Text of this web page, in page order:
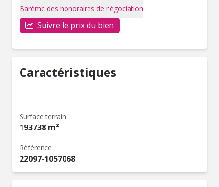
Barème des honoraires de négociation
Suivre le prix du bien
Caractéristiques
Surface terrain
193738 m²
Référence
22097-1057068